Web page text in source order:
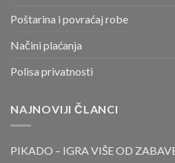
Poštarina i povraćaj robe
Načini plaćanja
Polisa privatnosti
NAJNOVIJI ČLANCI
PIKADO – IGRA VIŠE OD